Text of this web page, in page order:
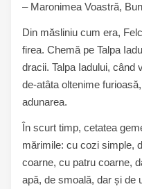
– Maronimea Voastră,
Din măsliniu cum era,
firea. Chemă pe Talpa
dracii. Talpa Iadului,
de-atâta oltenime
adunarea.
În scurt timp, cetatea
mărimile: cu cozi simple,
coarne, cu patru coarne,
apă, de smoală, dar și de